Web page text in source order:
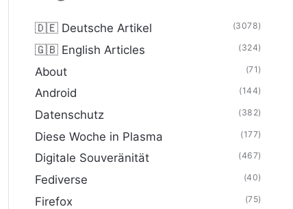
🇩🇪 Deutsche Artikel (3078)
🇬🇧 English Articles (324)
About (71)
Android (144)
Datenschutz (382)
Diese Woche in Plasma (177)
Digitale Souveränität (467)
Fediverse (40)
Firefox (75)